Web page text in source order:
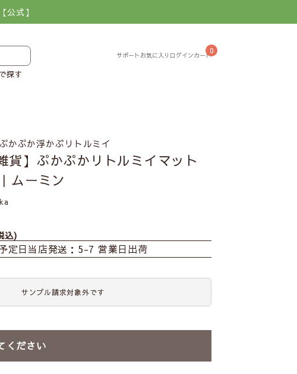
公式】
探す
0
かぷか浮かぶリトルミイ
貨】ぷかぷかリトルミイマット
ムーミン
込
定日当店発送：5-7 営業日出荷
サンプル請求対象外です
ください